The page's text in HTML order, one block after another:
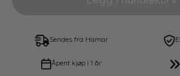
Sendes fra Hamar
Åpent kjøp i 1 år